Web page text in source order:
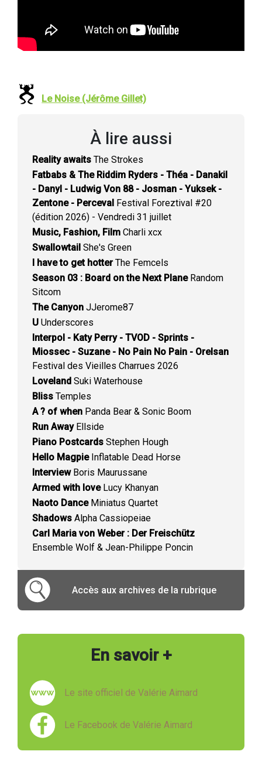
Le Noise (Jérôme Gillet)
À lire aussi
Reality awaits The Strokes
Fatbabs & The Riddim Ryders - Théa - Danakil
- Danyl - Ludwig Von 88 - Josman - Yuksek -
Zentone - Perceval Festival Foreztival #20
(édition 2026) - Vendredi 31 juillet
Music, Fashion, Film Charli xcx
Swallowtail She's Green
I have to get hotterThe Femcels
Season 03 : Board on the Next PlaneRandom
Sitcom
The Canyon JJerome87
U Underscores
Interpol - Katy Perry - TVOD - Sprints -
Miossec - Suzane - No Pain No Pain - Orelsan
Festival des Vieilles Charrues 2026
Loveland Suki Waterhouse
Bliss Temples
A ? of when Panda Bear & Sonic Boom
Run AwayEllside
Piano Postcards Stephen Hough
Hello MagpieInflatable Dead Horse
InterviewBoris Maurussane
Armed with loveLucy Khanyan
Naoto DanceMiniatus Quartet
Shadows Alpha Cassiopeiae
Carl Maria von Weber : Der Freischütz
Ensemble Wolf & Jean-Philippe Poncin
Accès aux archives de la rubrique
En savoir +
Le site officiel de Valérie Aimard
Le Facebook de Valérie Aimard